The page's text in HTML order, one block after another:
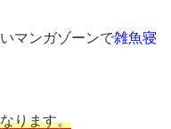
マンガゾーンで雑魚寝
ります。